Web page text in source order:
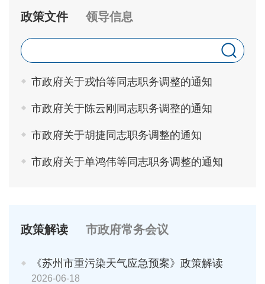
政策文件 领导信息
市政府关于戎怡等同志职务调整的通知
市政府关于陈云刚同志职务调整的通知
市政府关于胡捷同志职务调整的通知
市政府关于单鸿伟等同志职务调整的通知
政策解读 市政府常务会议
《苏州市重污染天气应急预案》政策解读
2026-06-18